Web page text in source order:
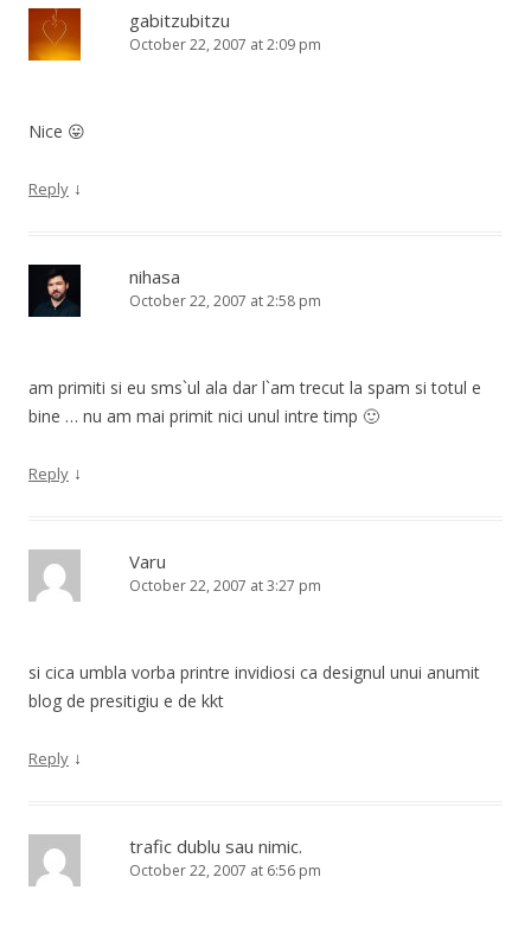
gabitzubitzu
October 22, 2007 at 2:09 pm
Nice 😛
Reply ↓
nihasa
October 22, 2007 at 2:58 pm
am primiti si eu sms`ul ala dar l`am trecut la spam si totul e
bine … nu am mai primit nici unul intre timp 🙂
Reply ↓
Varu
October 22, 2007 at 3:27 pm
si cica umbla vorba printre invidiosi ca designul unui anumit
blog de presitigiu e de kkt
Reply ↓
trafic dublu sau nimic.
October 22, 2007 at 6:56 pm